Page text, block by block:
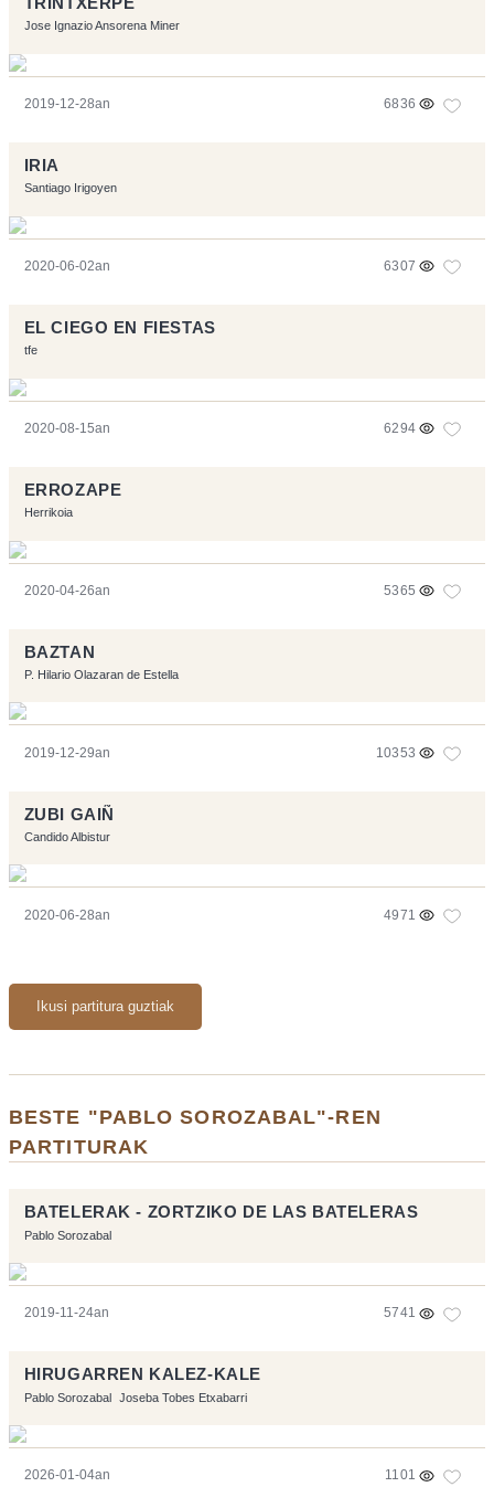
Jose Ignazio Ansorena Miner
2019-12-28an 6836
IRIA
Santiago Irigoyen
2020-06-02an 6307
EL CIEGO EN FIESTAS
tfe
2020-08-15an 6294
ERROZAPE
Herrikoia
2020-04-26an 5365
BAZTAN
P. Hilario Olazaran de Estella
2019-12-29an 10353
ZUBI GAIÑ
Candido Albistur
2020-06-28an 4971
Ikusi partitura guztiak
BESTE "PABLO SOROZABAL"-REN
PARTITURAK
BATELERAK - ZORTZIKO DE LAS BATELERAS
Pablo Sorozabal
2019-11-24an 5741
HIRUGARREN KALEZ-KALE
Pablo Sorozabal Joseba Tobes Etxabarri
2026-01-04an 1101